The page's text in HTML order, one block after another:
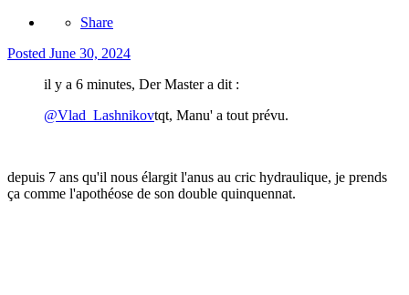
Share
Posted June 30, 2024
il y a 6 minutes, Der Master a dit :
@Vlad_Lashnikovtqt, Manu' a tout prévu.
depuis 7 ans qu'il nous élargit l'anus au cric hydraulique, je prends
ça comme l'apothéose de son double quinquennat.